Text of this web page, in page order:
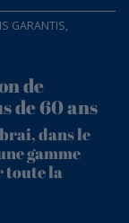
GARANTIS,
de
de 60 ans
dans le
gamme
toute la